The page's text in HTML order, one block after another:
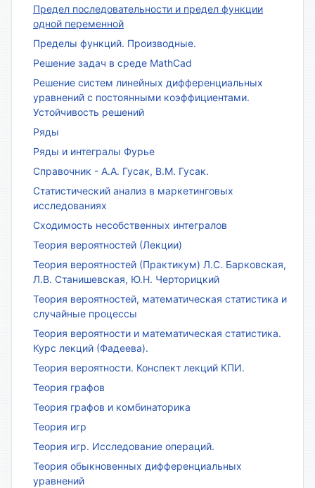
Предел последовательности и предел функции
одной переменной
Пределы функций. Производные.
Решение задач в среде MathCad
Решение систем линейных дифференциальных
уравнений с постоянными коэффициентами.
Устойчивость решений
Ряды
Ряды и интегралы Фурье
Справочник - А.А. Гусак, В.М. Гусак.
Статистический анализ в маркетинговых
исследованиях
Сходимость несобственных интегралов
Теория вероятностей (Лекции)
Теория вероятностей (Практикум) Л.С. Барковская,
Л.В. Станишевская, Ю.Н. Черторицкий
Теория вероятностей, математическая статистика и
случайные процессы
Теория вероятности и математическая статистика.
Курс лекций (Фадеева).
Теория вероятности. Конспект лекций КПИ.
Теория графов
Теория графов и комбинаторика
Теория игр
Теория игр. Исследование операций.
Теория обыкновенных дифференциальных
уравнений